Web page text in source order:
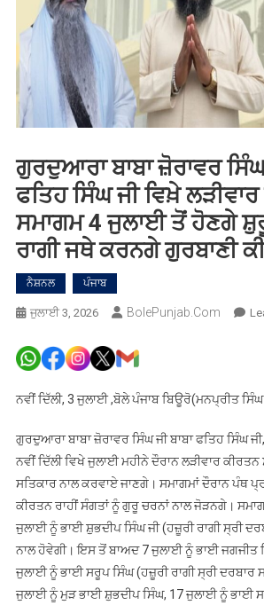
ਗੁਰਦੁਆਰਾ ਬਾਬਾ ਜ਼ੋਰਾਵਰ ਸਿੰਘ
ਫਤਿਹ ਸਿੰਘ ਜੀ ਵਿਖ਼ੇ
ਸਮਾਗਮ 4 ਜੁਲਾਈ ਤੋਂ ਹੋਣਗੇ
ਰਾਗੀ ਜਥੇ ਕਰਨਗੇ ਗੁਰਬਾਣੀ
ਨੈਸ਼ਨਲ ਪੰਜਾਬ
ਜੁਲਾਈ 3, 2026 BolePunjab.com
ਨਵੀਂ ਦਿੱਲੀ, 3 ਜੁਲਾਈ ,ਬੋਲੇ ਪੰਜਾਬ ਬਿਊਰੋ(ਮਨਪ੍ਰੀਤ ਸਿੰਘ
ਗੁਰਦੁਆਰਾ ਬਾਬਾ ਜ਼ੋਰਾਵਰ ਸਿੰਘ ਜੀ ਬਾਬਾ ਫਤਿਹ ਸਿੰਘ
ਨਵੀਂ ਦਿੱਲੀ ਵਿਖੇ ਜੁਲਾਈ ਮਹੀਨੇ ਦੌਰਾਨ ਲੜੀਵਾਰ
ਸਤਿਕਾਰ ਨਾਲ ਕਰਵਾਏ ਜਾਣਗੇ। ਸਮਾਗਮਾਂ ਦੌਰਾਨ ਪੰਥ
ਕੀਰਤਨ ਰਾਹੀਂ ਸੰਗਤਾਂ ਨੂੰ ਗੁਰੂ ਚਰਨਾਂ ਨਾਲ ਜੋੜਨਗੇ।
ਜੁਲਾਈ ਨੂੰ ਭਾਈ ਸ਼ੁਭਦੀਪ ਸਿੰਘ ਜੀ (ਹਜ਼ੂਰੀ ਰਾਗੀ ਸ੍ਰੀ
ਨਾਲ ਹੋਵੇਗੀ। ਇਸ ਤੋਂ ਬਾਅਦ 7 ਜੁਲਾਈ ਨੂੰ ਭਾਈ ਜਗਜੀਤ
ਜੁਲਾਈ ਨੂੰ ਭਾਈ ਸਰੂਪ ਸਿੰਘ (ਹਜ਼ੂਰੀ ਰਾਗੀ ਸ੍ਰੀ ਦਰਬਾਰ
ਜੁਲਾਈ ਨੂੰ ਮੁੜ ਭਾਈ ਸ਼ੁਭਦੀਪ ਸਿੰਘ, 17 ਜੁਲਾਈ ਨੂੰ ਭਾਈ